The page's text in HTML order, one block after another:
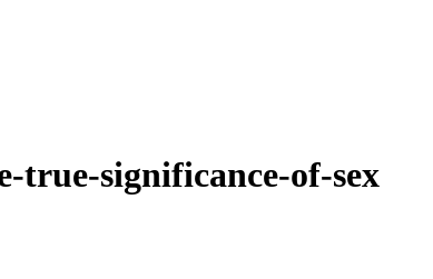
true-significance-of-sex